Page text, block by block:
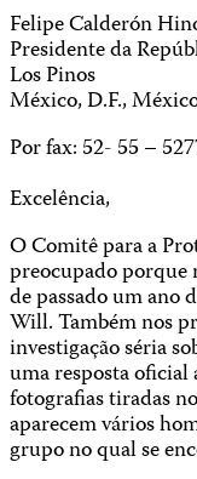
Felipe Calderón
Presidente da
Los Pinos
México, D.F.,
Por fax: 52- 55 –
Excelência,
O Comitê para a
preocupado porque
de passado um ano
Will. Também nos
investigação séria
uma resposta oficial
fotografias tiradas
aparecem vários
grupo no qual se